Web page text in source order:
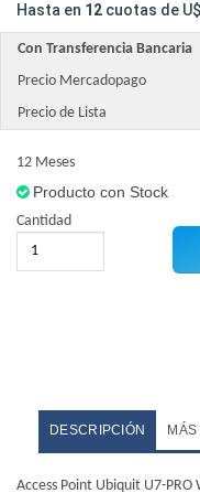
Hasta en 12 cuotas de
Con Transferencia Bancaria
Precio Mercadopago
Precio de Lista
12 Meses
Producto con Stock
Cantidad
DESCRIPCIÓN
Access Point Ubiquit U7-